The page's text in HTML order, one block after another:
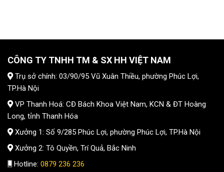
CÔNG TY TNHH TM & SX HH VIỆT NAM
Trụ sở chính: 03/90/95 Vũ Xuân Thiều, phường Phúc Lợi,
TP.Hà Nội
VP Thanh Hoá: CĐ Bách Khoa Việt Nam, KCN & ĐT Hoàng
Long, tỉnh Thanh Hóa
Xưởng 1: Số 9/285 Phúc Lợi, phường Phúc Lợi, TP.Hà Nội
Xưởng 2: Tô Quyền, Trí Quả, Bắc Ninh
Hotline: 0879 236 236